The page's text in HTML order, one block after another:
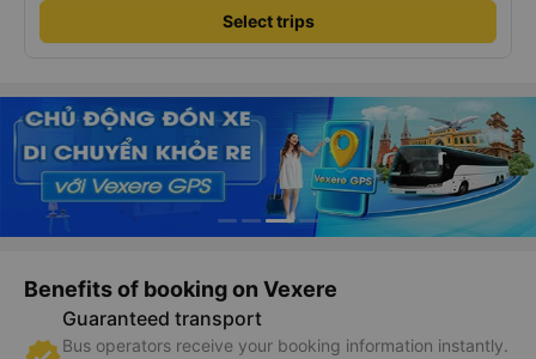
Select trips
Benefits of booking on Vexere
Guaranteed transport
Bus operators receive your booking information instantly.